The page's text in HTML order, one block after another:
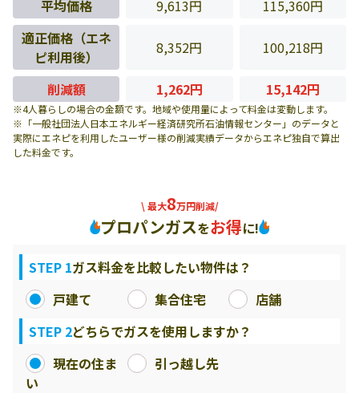
平均価格
9,613円
115,360円
適正価格（エネ
ピ利用後）
8,352円 100,218円
削減額 1,262円 15,142円
※4人暮らしの場合の金額です。地域や使用量によって料金は変動します。
※「一般社団法人日本エネルギー経済研究所石油情報センター」のデータと
実際にエネピを利用したユーザー様の削減実績データからエネピ独自で算出
した料金です。
\ 最大8万円削減/
プロパンガスをお得に!
STEP 1ガス料金を比較したい物件は？
戸建て
集合住宅
店舗
STEP 2どちらでガスを使用しますか？
現在の住ま
い
引っ越し先